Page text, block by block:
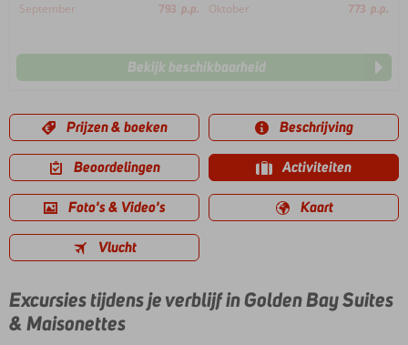
September 793 p.p. Oktober 773 p.p.
Bekijk beschikbaarheid
Prijzen & boeken Beschrijving
Beoordelingen Activiteiten
Foto's & Video's Kaart
Vlucht
Excursies tijdens je verblijf in Golden Bay Suites
& Maisonettes